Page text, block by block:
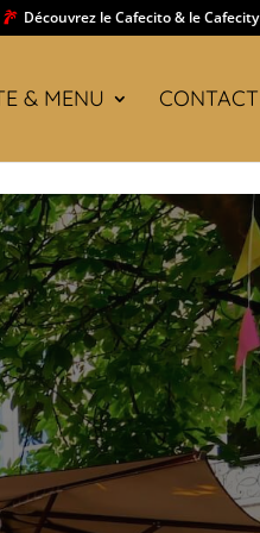
Découvrez le Cafecito & le Cafecity
& MENU CONTACT